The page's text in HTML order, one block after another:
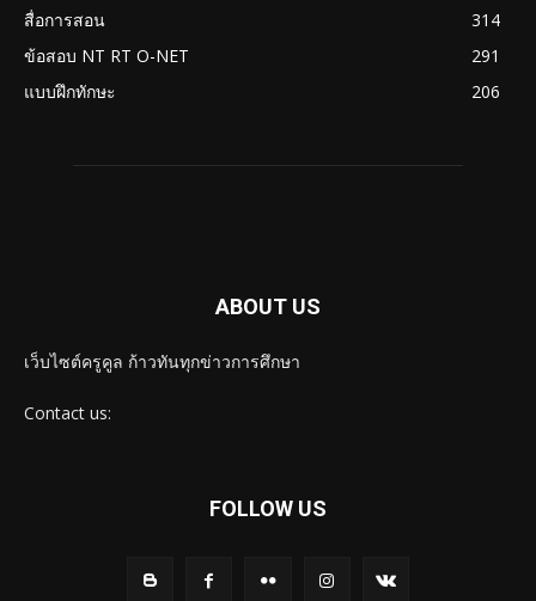
สื่อการสอน
314
ข้อสอบ NT RT O-NET
291
แบบฝึกทักษะ
206
ABOUT US
เว็บไซต์ครูคูล ก้าวทันทุกข่าวการศึกษา
Contact us:
FOLLOW US